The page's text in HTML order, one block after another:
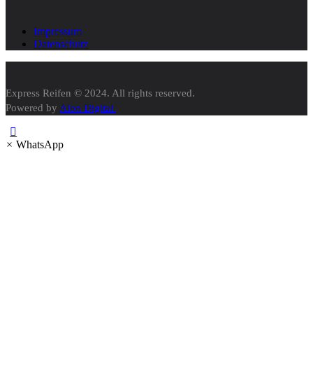
Impressum
Datenschutz
Express Reifen © 2024. All rights reserved.
Powered by Alon Digital.
× WhatsApp